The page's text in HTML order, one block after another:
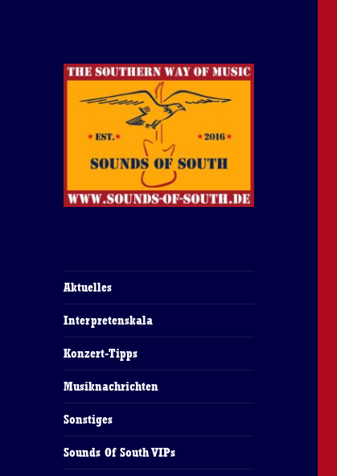
Aktuelles
Interpretenskala
Konzert-Tipps
Musiknachrichten
Sonstiges
Sounds Of South VIPs